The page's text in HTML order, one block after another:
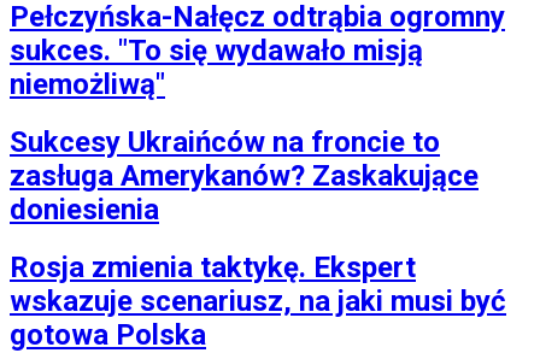
Pełczyńska-Nałęcz odtrąbia ogromny
sukces. "To się wydawało misją
niemożliwą"
Sukcesy Ukraińców na froncie to
zasługa Amerykanów? Zaskakujące
doniesienia
Rosja zmienia taktykę. Ekspert
wskazuje scenariusz, na jaki musi być
gotowa Polska